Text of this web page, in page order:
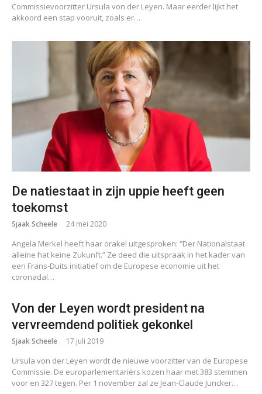
Commissievoorzitter Ursula von der Leyen. Maar eerder lijkt het
akkoord een stap vooruit, zoals er…
De natiestaat in zijn uppie heeft geen
toekomst
Sjaak Scheele 24 mei 2020
Angela Merkel heeft haar orakel uitgesproken: “Der Nationalstaat
alleine hat keine Zukunft.” Ze deed die uitspraak in het kader van
een Frans-Duits initiatief om de Europese economie uit het
coronadal…
Von der Leyen wordt president na
vervreemdend politiek gekonkel
Sjaak Scheele 17 juli 2019
Ursula von der Leyen wordt de nieuwe voorzitter van de Europese
Commissie. De europarlementariërs kozen haar met 383 stemmen
voor en 327 tegen. Per 1 november zal ze Jean-Claude Juncker…